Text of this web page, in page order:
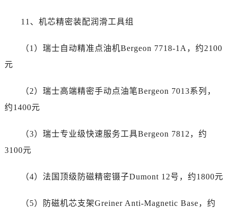
江苏省南通市崇川区工农路57号圆融广场写字楼16层1603室江诗丹顿售后服务中心（需提前预约）
广西省南宁市青秀区金湖路59号地王大厦12楼1224室江诗丹顿售后服务中心（需提前预约）
山东省青岛市南区山东路6号华润大厦B座22层04室江诗丹顿售后服务中心（需提前预约）
贵州省贵阳市南明区都司高架桥路33号亨特国际金融中心14楼14D江诗丹顿售后服务中心（需提前预约）
河北省石家庄市长安区中山东路39号勒泰中心写字楼B座13层07室江诗丹顿售后服务中心（需提前预约）
11、机芯精密装配润滑工具组
（1）瑞士自动精准点油机Bergeon 7718-1A，约2100
元
（2）瑞士高端精密手动点油笔Bergeon 7013系列，
约1400元
（3）瑞士专业级快速服务工具Bergeon 7812，约
3100元
（4）法国顶级防磁精密镊子Dumont 12号，约1800元
（5）防磁机芯支架Greiner Anti-Magnetic Base，约